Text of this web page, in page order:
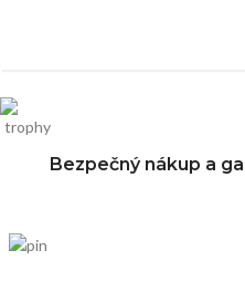
Bezpečný nákup a